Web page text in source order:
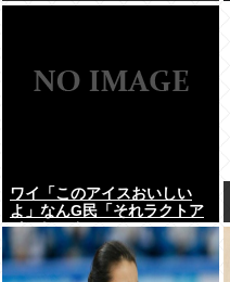
ワイ「このアイスおいしい
よ」なんG民「それラクトア
イスじゃん」